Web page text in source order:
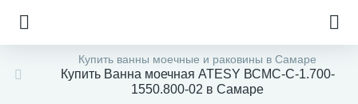
Купить ванны моечные и раковины в Самаре
Купить Ванна моечная ATESY ВСМС-С-1.700-
1550.800-02 в Самаре